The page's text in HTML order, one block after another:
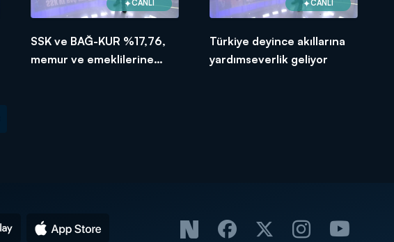
CANLI
SSK ve BAĞ-KUR %17,76,
memur ve emeklilerine
CANLI
Türkiye deyince akıllarına
yardımseverlik geliyor